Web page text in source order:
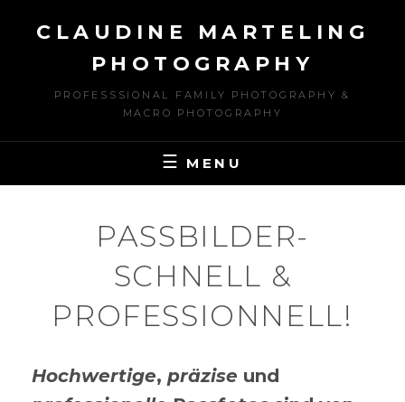
CLAUDINE MARTELING
PHOTOGRAPHY
PROFESSSIONAL FAMILY PHOTOGRAPHY &
MACRO PHOTOGRAPHY
MENU
PASSBILDER-
SCHNELL &
PROFESSIONNELL!
Hochwertige, präzise und